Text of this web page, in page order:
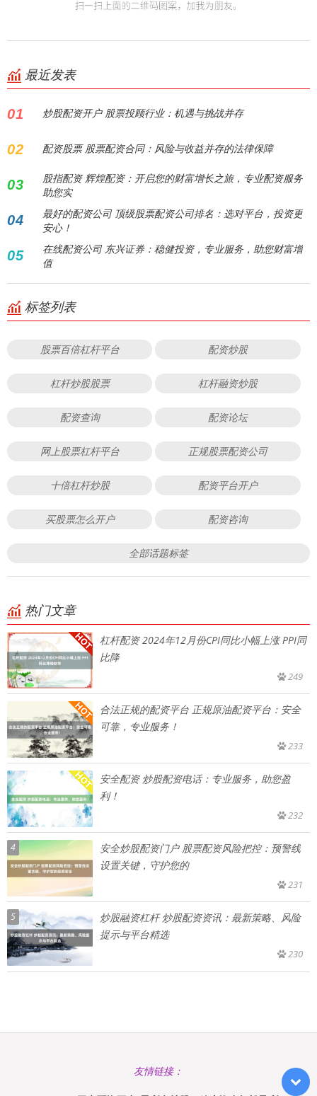
最近发表
01 炒股配资开户 股票投顾行业：机遇与挑战并存
02 配资股票 股票配资合同：风险与收益并存的法律保障
03
股指配资 辉煌配资：开启您的财富增长之旅，专业配资服务
助您实
04
最好的配资公司 顶级股票配资公司排名：选对平台，投资更
安心！
05
在线配资公司 东兴证券：稳健投资，专业服务，助您财富增
值
标签列表
股票百倍杠杆平台 配资炒股
杠杆炒股股票 杠杆融资炒股
配资查询 配资论坛
网上股票杠杆平台 正规股票配资公司
十倍杠杆炒股 配资平台开户
买股票怎么开户 配资咨询
全部话题标签
热门文章
杠杆配资 2024年12月份CPI同比小幅上涨 PPI同
比降
249
合法正规的配资平台 正规原油配资平台：安全
可靠，专业服务！
233
安全配资 炒股配资电话：专业服务，助您盈
利！
232
4
安全炒股配资门户 股票配资风险把控：预警线
设置关键，守护您的
231
5
炒股融资杠杆 炒股配资资讯：最新策略、风险
提示与平台精选
230
友情链接：